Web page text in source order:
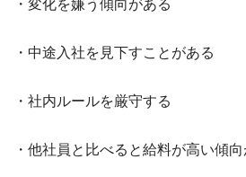
・変化を嫌う傾向がある
・中途入社を見下すことがある
・社内ルールを厳守する
・他社員と比べると給料が高い傾向